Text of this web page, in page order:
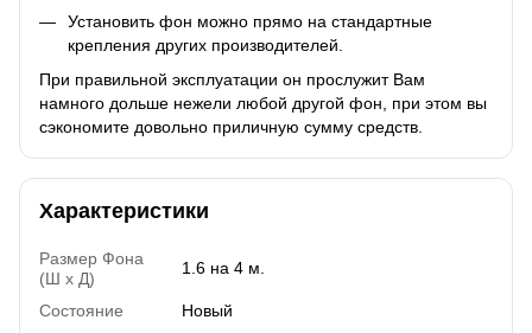
Установить фон можно прямо на стандартные
крепления других производителей.
При правильной эксплуатации он прослужит Вам
намного дольше нежели любой другой фон, при этом вы
сэкономите довольно приличную сумму средств.
Характеристики
Размер Фона
(Ш х Д)
1.6 на 4 м.
Состояние
Новый